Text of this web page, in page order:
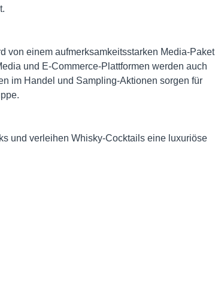
von einem aufmerksamkeitsstarken Media-Paket
und E-Commerce-Plattformen werden auch
im Handel und Sampling-Aktionen sorgen für
und verleihen Whisky-Cocktails eine luxuriöse